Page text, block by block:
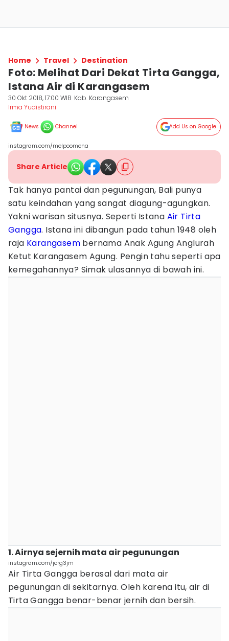
Home Travel Destination
Foto: Melihat Dari Dekat Tirta Gangga,
Istana Air di Karangasem
30 Okt 2018, 17:00 WIB Kab. Karangasem
Irma Yudistirani
News Channel Add Us on Google
instagram.com/melpoomena
Share Article
Tak hanya pantai dan pegunungan, Bali punya
satu keindahan yang sangat diagung-agungkan.
Yakni warisan situsnya. Seperti Istana Air Tirta
Gangga. Istana ini dibangun pada tahun 1948 oleh
raja Karangasem bernama Anak Agung Anglurah
Ketut Karangasem Agung. Pengin tahu seperti apa
kemegahannya? Simak ulasannya di bawah ini.
1. Airnya sejernih mata air pegunungan
instagram.com/jorg3jm
Air Tirta Gangga berasal dari mata air
pegunungan di sekitarnya. Oleh karena itu, air di
Tirta Gangga benar-benar jernih dan bersih.